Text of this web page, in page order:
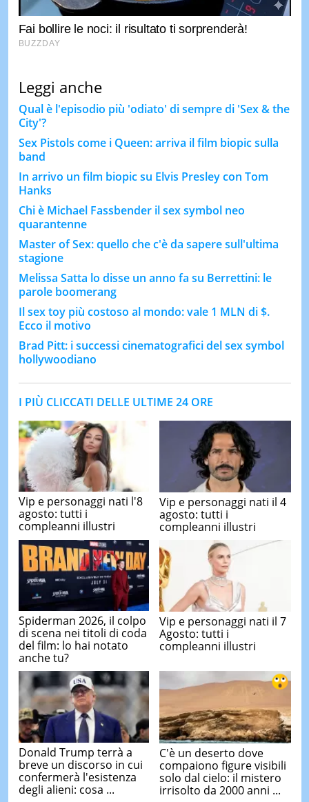
Leggi anche
Qual è l'episodio più 'odiato' di sempre di 'Sex & the
City'?
Sex Pistols come i Queen: arriva il film biopic sulla
band
In arrivo un film biopic su Elvis Presley con Tom
Hanks
Chi è Michael Fassbender il sex symbol neo
quarantenne
Master of Sex: quello che c'è da sapere sull'ultima
stagione
Melissa Satta lo disse un anno fa su Berrettini: le
parole boomerang
Il sex toy più costoso al mondo: vale 1 MLN di $.
Ecco il motivo
Brad Pitt: i successi cinematografici del sex symbol
hollywoodiano
I PIÙ CLICCATI DELLE ULTIME 24 ORE
Vip e personaggi nati l'8
agosto: tutti i
compleanni illustri
Vip e personaggi nati il 4
agosto: tutti i
compleanni illustri
Spiderman 2026, il colpo
di scena nei titoli di coda
del film: lo hai notato
anche tu?
Vip e personaggi nati il 7
Agosto: tutti i
compleanni illustri
Donald Trump terrà a
breve un discorso in cui
confermerà l'esistenza
degli alieni: cosa ...
C'è un deserto dove
compaiono figure visibili
solo dal cielo: il mistero
irrisolto da 2000 anni ...